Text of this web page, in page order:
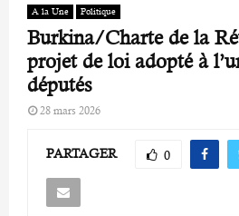
A la Une Politique
Burkina/Charte de la
projet de loi adopté à
députés
28 mars 2026
PARTAGER 0